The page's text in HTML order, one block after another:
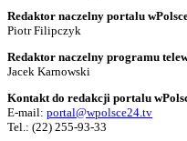
Redaktor naczelny portalu
Piotr Filipczyk
Redaktor naczelny programu
Jacek Karnowski
Kontakt do redakcji portalu
E-mail: portal@wpolsce24.tv
Tel.: (22) 255-93-33